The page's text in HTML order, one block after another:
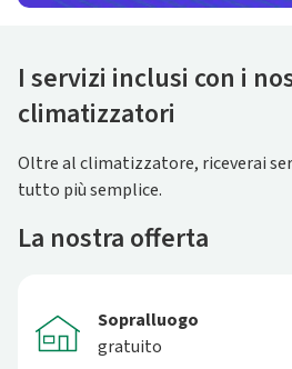
I servizi inclusi con i
climatizzatori
Oltre al climatizzatore, riceverai
tutto più semplice.
La nostra offerta
Sopralluogo
gratuito